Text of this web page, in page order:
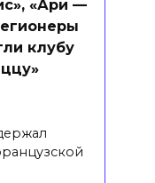
«Ари —
клубу